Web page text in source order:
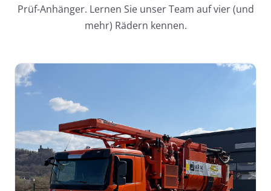
Prüf-Anhänger. Lernen Sie unser Team auf vier (und
mehr) Rädern kennen.